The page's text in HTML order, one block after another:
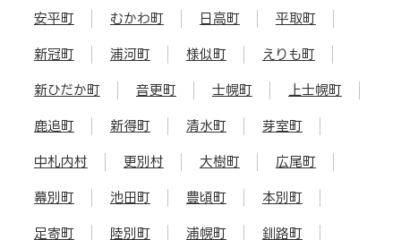
安平町 むかわ町 日高町 平取町
新冠町 浦河町 様似町 えりも町
新ひだか町 音更町 士幌町 上士幌町
鹿追町 新得町 清水町 芽室町
中札内村 更別村 大樹町 広尾町
幕別町 池田町 豊頃町 本別町
足寄町 陸別町 浦幌町 釧路町